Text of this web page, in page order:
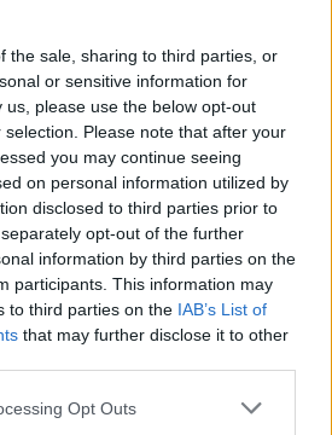
the sale, sharing to third parties, or
or sensitive information for
please use the below opt-out
Please note that after your
you may continue seeing
on personal information utilized by
disclosed to third parties prior to
opt-out of the further
information by third parties on the
participants. This information may
to third parties on the IAB’s List of
that may further disclose it to other
Opt Outs